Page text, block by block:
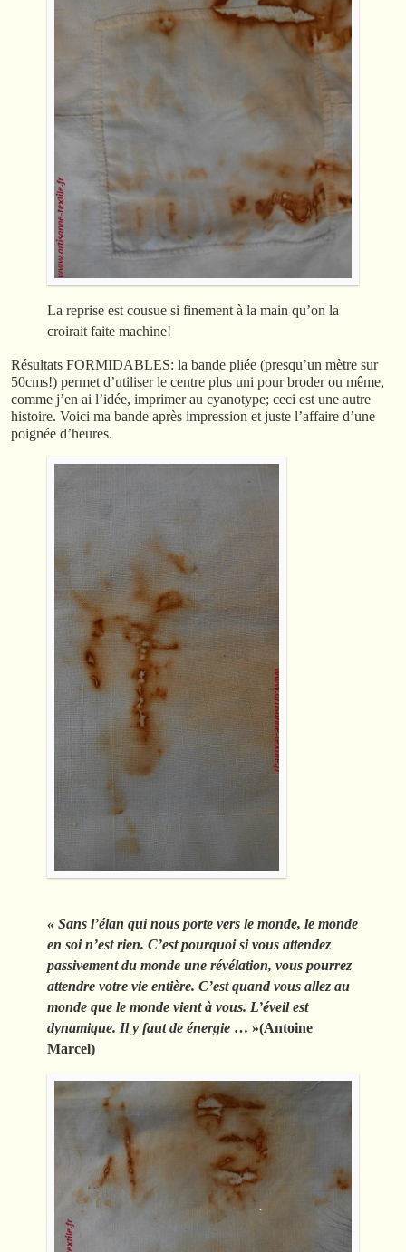
La reprise est cousue si finement à la main qu’on la
croirait faite machine!
Résultats FORMIDABLES: la bande pliée (presqu’un mètre sur
50cms!) permet d’utiliser le centre plus uni pour broder ou même,
comme j’en ai l’idée, imprimer au cyanotype; ceci est une autre
histoire. Voici ma bande après impression et juste l’affaire d’une
poignée d’heures.
« Sans l’élan qui nous porte vers le monde, le monde
en soi n’est rien. C’est pourquoi si vous attendez
passivement du monde une révélation, vous pourrez
attendre votre vie entière. C’est quand vous allez au
monde que le monde vient à vous. L’éveil est
dynamique. Il y faut de énergie … »(Antoine
Marcel)